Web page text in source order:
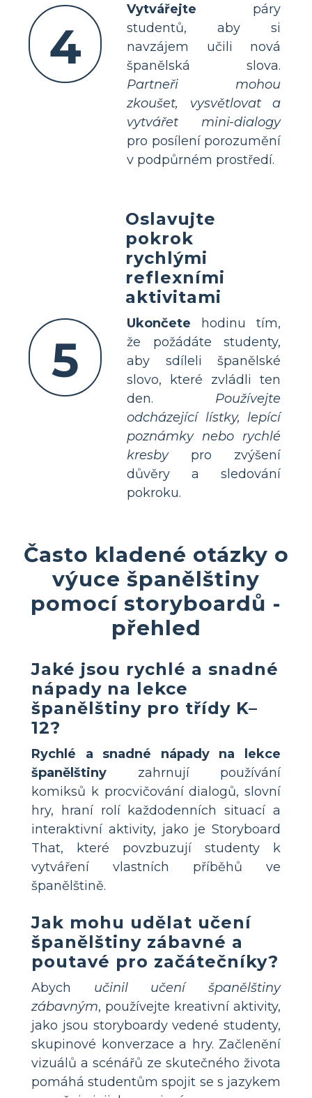
4
Vytvářejte páry
studentů, aby si
navzájem učili nová
španělská slova.
Partneři mohou
zkoušet, vysvětlovat a
vytvářet mini-dialogy
pro posílení porozumění
v podpůrném prostředí.
5
Oslavujte
pokrok
rychlými
reflexními
aktivitami
Ukončete hodinu tím,
že požádáte studenty,
aby sdíleli španělské
slovo, které zvládli ten
den. Používejte
odcházející lístky, lepící
poznámky nebo rychlé
kresbypro zvýšení
důvěry a sledování
pokroku.
Často kladené otázky o
výuce španělštiny
pomocí storyboardů -
přehled
Jaké jsou rychlé a snadné
nápady na lekce
španělštiny pro třídy K–
12?
Rychlé a snadné nápady na lekce
španělštiny zahrnují používání
komiksů k procvičování dialogů, slovní
hry, hraní rolí každodenních situací a
interaktivní aktivity, jako je Storyboard
That, které povzbuzují studenty k
vytváření vlastních příběhů ve
španělštině.
Jak mohu udělat učení
španělštiny zábavné a
poutavé pro začátečníky?
Abych učinil učení španělštiny
zábavným, používejte kreativní aktivity,
jako jsou storyboardy vedené studenty,
skupinové konverzace a hry. Začlenění
vizuálů a scénářů ze skutečného života
pomáhá studentům spojit se s jazykem